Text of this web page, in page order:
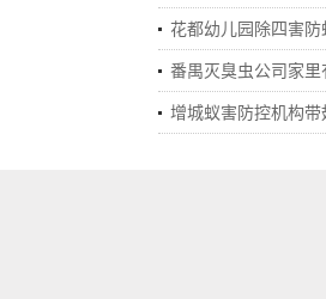
花都幼儿园除四害防
番禺灭臭虫公司家
增城蚁害防控机构